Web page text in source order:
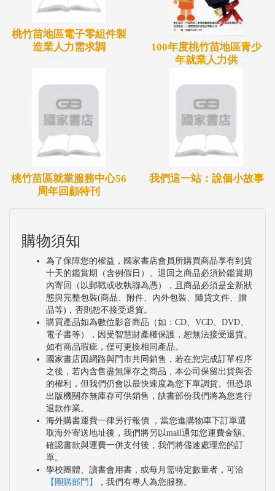
桃竹苗地區電子零組件製
造業人力需求調
100年度桃竹苗地區青少
年就業人力供
桃竹苗區就業服務中心56
周年回顧特刊
我們這一站：說個小故事
購物須知
為了保障您的權益，國家書店會員所購買商品享有到貨
十天的鑑賞期（含例假日）。退回之商品必須於鑑賞期
內寄回（以郵戳或收執聯為憑），且商品必須是全新狀
態與完整包裝(商品、附件、內外包裝、隨貨文件、贈
品等)，否則恕不接受退貨。
購買產品如為數位影音商品（如：CD、VCD、DVD、
電子書等），因受智慧財產權保護，恕無法接受退貨。
如有商品瑕疵，僅可更換相同產品。
國家書店因網路與門市共同銷售，若在您完成訂單程序
之後，若內含售盡無庫存之商品，本公司保留出貨與否
的權利，但我們仍會以最快速度為您下單調貨。但恐原
出版機關亦無庫存可供銷售，缺書部份我們將為您進行
退款作業。
海外購書運費一律另行報價 ，當您進購物車下訂單選
取海外寄送地址後，我們將另以mail通知您運費金額。
確認書款與運費一併支付後，我們將儘速處理您的訂
單。
學校團體、讀書會用書，或每月需特定數量者，可洽
【團購部門】
，我們有專人為您服務。